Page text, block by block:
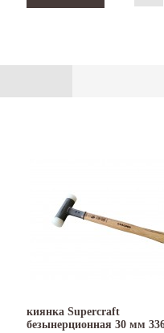
киянка Supercraft
безынерционная 30 мм